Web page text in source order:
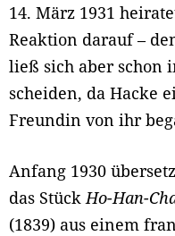
14. März 1931
Reaktion darauf –
ließ sich aber schon
scheiden, da Hacke
Freundin von ihr
Anfang 1930
das Stück Ho-Han-
(1839) aus einem